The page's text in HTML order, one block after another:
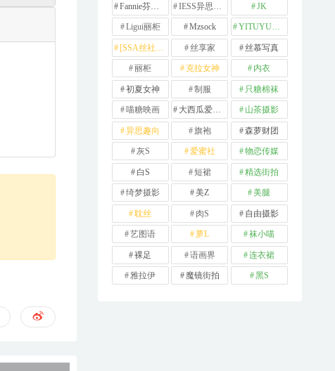
Fannie芬妮每足 IESS异思趣向 JK
Ligui丽柜 Mzsock YITUYU艺图语
[SSA丝社] 超清版 丝享家 丝慕写真
丽柜 克拉女神 内衣
初夏女神 制服 只糖棉袜
喵糖映画 大西瓜爱牙膏 山茶摄影
异思趣向 旗袍 森萝财团
灰S 爱蜜社 物恋传媒
白S 短裙 精选街拍
绮梦摄影 美Z 美腿
耽丝 肉S 自由摄影
艺图语 萝L 袜小喵
裸足 语画界 连衣裙
雅拉伊 魔镜街拍 黑S